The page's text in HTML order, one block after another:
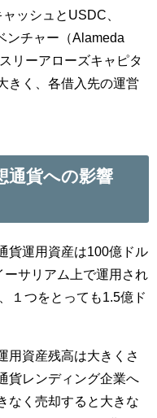
ッシュとUSDC、
ンチャー（Alameda
リーアローズキャピタ
きく、各借入先の運営
通貨への影響
貨運用資産は100億ドル
サリアム上で運用され
１つをとっても1.5億ド
用資産残高は大きくさ
貨レンディング企業へ
なく売却すると大きな